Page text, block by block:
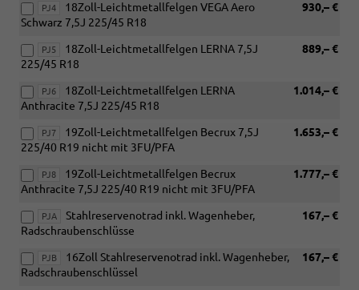
PJ4 930,– €
18Zoll-Leichtmetallfelgen VEGA Aero
Schwarz 7,5J 225/45 R18
PJ5 889,– €
18Zoll-Leichtmetallfelgen LERNA 7,5J
225/45 R18
PJ6 1.014,– €
18Zoll-Leichtmetallfelgen LERNA
Anthracite 7,5J 225/45 R18
PJ7 1.653,– €
19Zoll-Leichtmetallfelgen Becrux 7,5J
225/40 R19 nicht mit 3FU/PFA
PJ8 1.777,– €
19Zoll-Leichtmetallfelgen Becrux
Anthracite 7,5J 225/40 R19 nicht mit 3FU/PFA
PJA 167,– €
Stahlreservenotrad inkl. Wagenheber,
Radschraubenschlüsse
PJB 167,– €
16Zoll Stahlreservenotrad inkl. Wagenheber,
Radschraubenschlüssel